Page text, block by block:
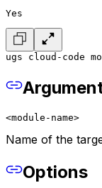
Yes
ugs cloud-code
<module-name>
Name of the
Options